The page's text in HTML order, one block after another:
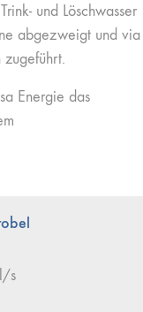
und Löschwasser
abgezweigt und via
zugeführt.
Energie das
s